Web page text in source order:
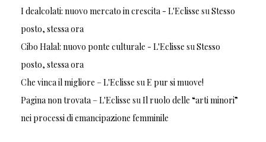
I dealcolati: nuovo mercato in crescita - L'Eclisse suStesso
posto, stessa ora
Cibo Halal: nuovo ponte culturale - L'Eclisse suStesso
posto, stessa ora
Che vinca il migliore – L'Eclisse suE pur si muove!
Pagina non trovata – L'Eclisse suIl ruolo delle “arti minori”
nei processi di emancipazione femminile